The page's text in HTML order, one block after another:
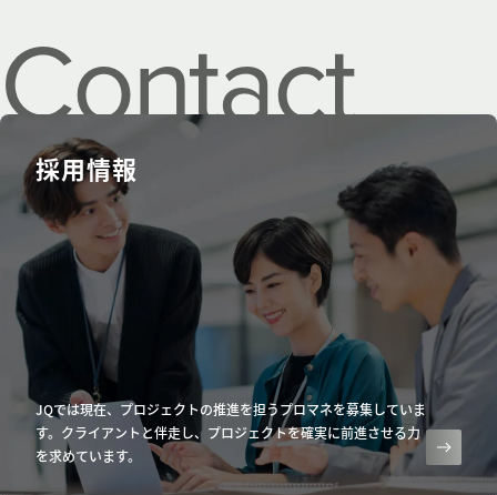
Contact
us.
採用情報
JQでは現在、プロジェクトの推進を担うプロマネを募集していま
す。クライアントと伴走し、プロジェクトを確実に前進させる力
を求めています。